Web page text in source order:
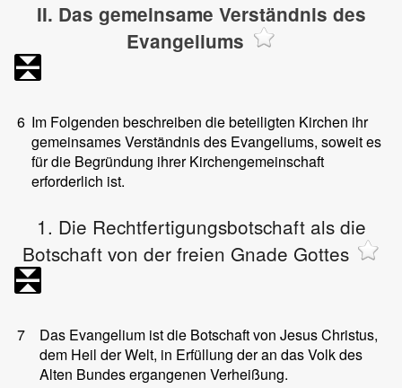
II. Das gemeinsame Verständnis des
Evangeliums
6 Im Folgenden beschreiben die beteiligten Kirchen ihr
gemeinsames Verständnis des Evangeliums, soweit es
für die Begründung ihrer Kirchengemeinschaft
erforderlich ist.
1. Die Rechtfertigungsbotschaft als die
Botschaft von der freien Gnade Gottes
7
Das Evangelium ist die Botschaft von Jesus Christus,
dem Heil der Welt, in Erfüllung der an das Volk des
Alten Bundes ergangenen Verheißung.